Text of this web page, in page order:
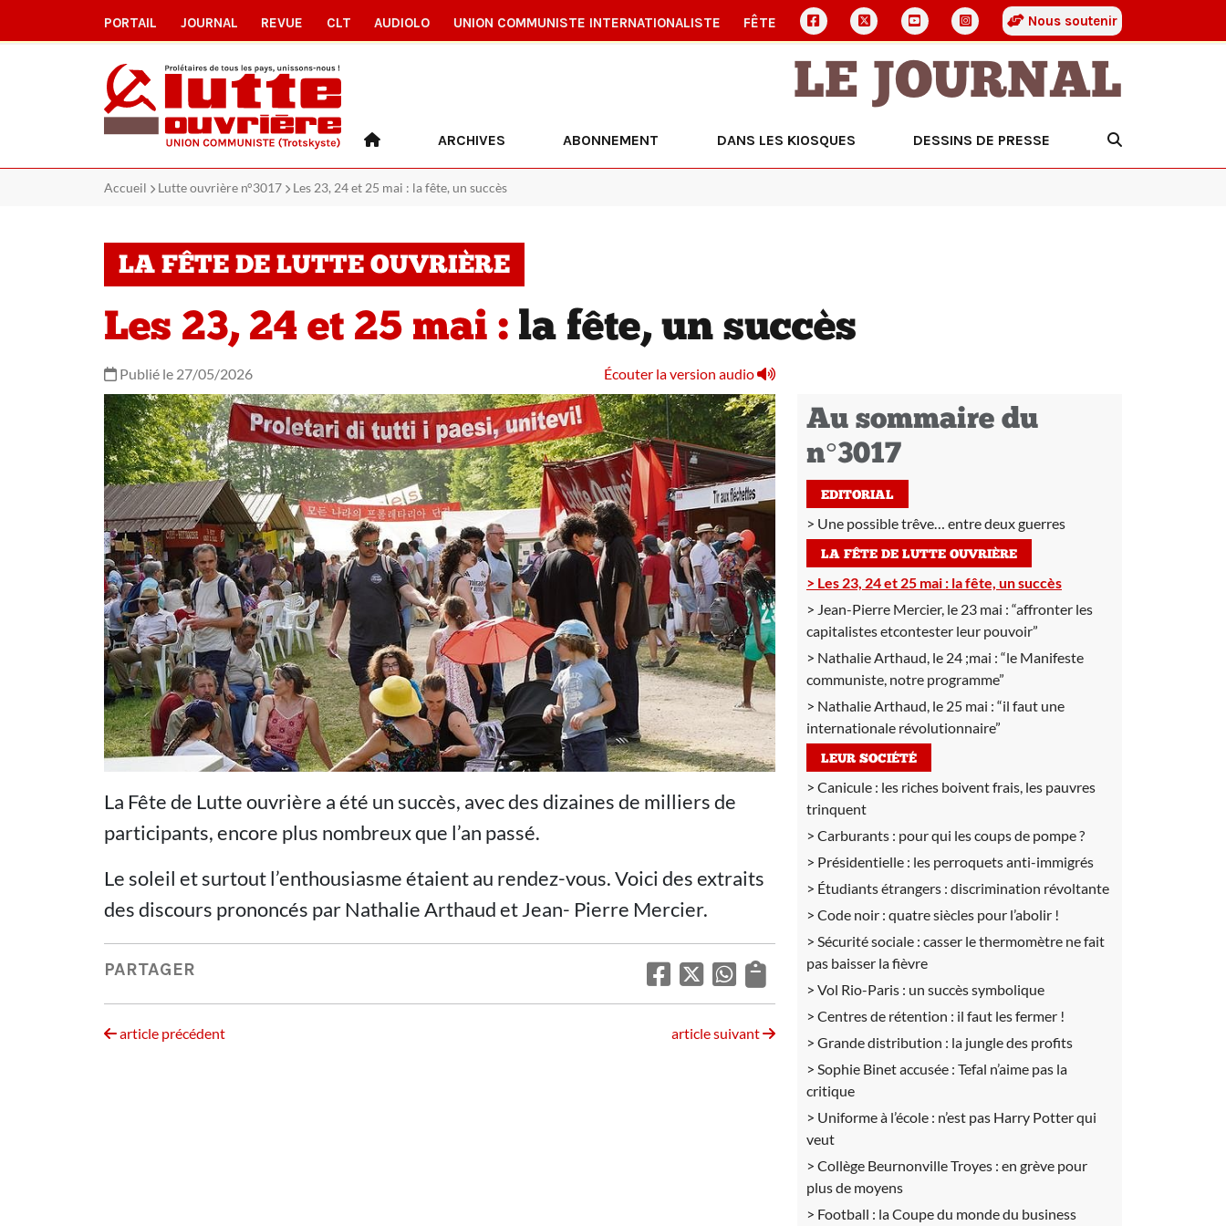
PORTAIL JOURNAL REVUE CLT AUDIOLO UNION COMMUNISTE INTERNATIONALISTE FÊTE Nous soutenir
LE JOURNAL
ARCHIVES ABONNEMENT DANS LES KIOSQUES DESSINS DE PRESSE
Accueil Lutte ouvrière n°3017 Les 23, 24 et 25 mai : la fête, un succès
LA FÊTE DE LUTTE OUVRIÈRE
Les 23, 24 et 25 mai : la fête, un succès
Publié le 27/05/2026 Écouter la version audio
La Fête de Lutte ouvrière a été un succès, avec des dizaines de milliers de
participants, encore plus nombreux que l’an passé.
Le soleil et surtout l’enthousiasme étaient au rendez-vous. Voici des extraits
des discours prononcés par Nathalie Arthaud et Jean- Pierre Mercier.
PARTAGER
article précédent article suivant
Au sommaire du
n°3017
EDITORIAL
Une possible trêve… entre deux guerres
LA FÊTE DE LUTTE OUVRIÈRE
Les 23, 24 et 25 mai : la fête, un succès
Jean-Pierre Mercier, le 23 mai : “affronter les
capitalistes etcontester leur pouvoir”
Nathalie Arthaud, le 24 ;mai : “le Manifeste
communiste, notre programme”
Nathalie Arthaud, le 25 mai : “il faut une
internationale révolutionnaire”
LEUR SOCIÉTÉ
Canicule : les riches boivent frais, les pauvres
trinquent
Carburants : pour qui les coups de pompe ?
Présidentielle : les perroquets anti-immigrés
Étudiants étrangers : discrimination révoltante
Code noir : quatre siècles pour l’abolir !
Sécurité sociale : casser le thermomètre ne fait
pas baisser la fièvre
Vol Rio-Paris : un succès symbolique
Centres de rétention : il faut les fermer !
Grande distribution : la jungle des profits
Sophie Binet accusée : Tefal n’aime pas la
critique
Uniforme à l’école : n’est pas Harry Potter qui
veut
Collège Beurnonville Troyes : en grève pour
plus de moyens
Football : la Coupe du monde du business